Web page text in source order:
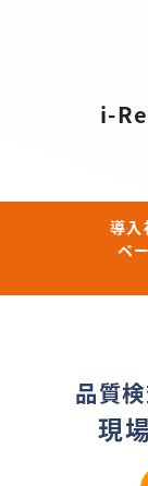
i-
導入
ペ
品質
現